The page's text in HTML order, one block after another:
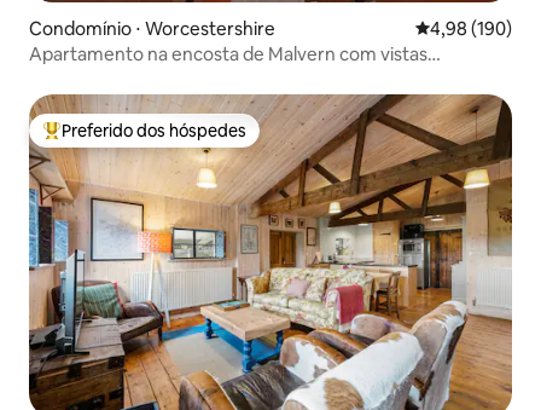
Condomínio ⋅ Worcestershire 4,98 de uma
4,98 (190)
Apartamento na encosta de Malvern com vistas
Entre os melhores preferidos dos hóspedes
Preferido dos hóspedes